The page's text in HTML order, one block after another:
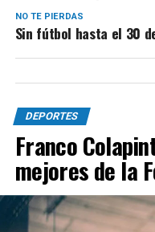
NO TE PIERDAS
Sin fútbol hasta el 30
DEPORTES
Franco
mejores de la